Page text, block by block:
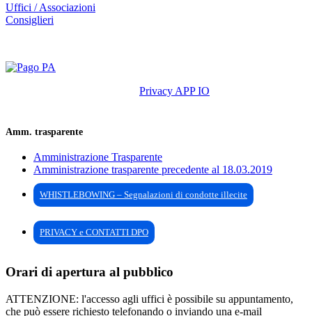
Uffici / Associazioni
Consiglieri
Privacy APP IO
Amm. trasparente
Amministrazione Trasparente
Amministrazione trasparente precedente al 18.03.2019
WHISTLEBOWING – Segnalazioni di condotte illecite
PRIVACY e CONTATTI DPO
Orari di apertura al pubblico
ATTENZIONE: l'accesso agli uffici è possibile su appuntamento,
che può essere richiesto telefonando o inviando una e-mail